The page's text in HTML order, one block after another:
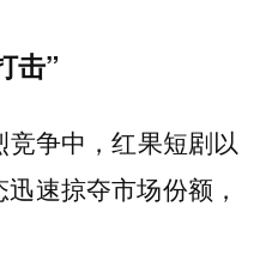
击”
竞争中，红果短剧以
速掠夺市场份额，